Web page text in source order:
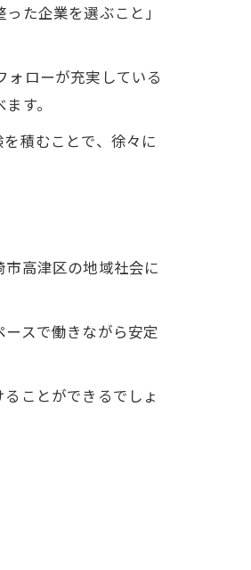
た企業を選ぶこと」
ローが充実している
す。
積むことで、徐々に
高津区の地域社会に
スで働きながら安定
ことができるでしょ